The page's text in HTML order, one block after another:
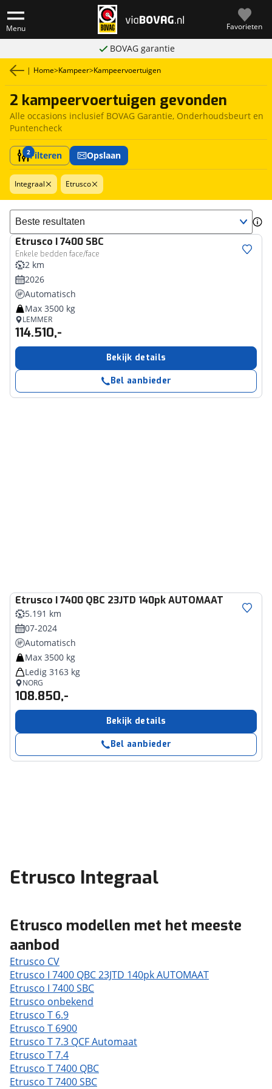
Menu Favorieten
BOVAG garantie
| Home>Kampeer>Kampeervoertuigen
2 kampeervoertuigen gevonden
Alle occasions inclusief BOVAG Garantie, Onderhoudsbeurt en
Puntencheck
2Filteren Opslaan
Integraal Etrusco
Sorteer resultaten
Etrusco I 7400 SBC
Enkele bedden face/face
2 km
2026
Automatisch
Max 3500 kg
LEMMER
114.510,-
Bekijk details
Bel aanbieder
Etrusco I 7400 QBC 23JTD 140pk AUTOMAAT
5.191 km
07-2024
Automatisch
Max 3500 kg
Ledig 3163 kg
NORG
108.850,-
Bekijk details
Bel aanbieder
Etrusco Integraal
Etrusco modellen met het meeste
aanbod
Etrusco CV
Etrusco I 7400 QBC 23JTD 140pk AUTOMAAT
Etrusco I 7400 SBC
Etrusco onbekend
Etrusco T 6.9
Etrusco T 6900
Etrusco T 7.3 QCF Automaat
Etrusco T 7.4
Etrusco T 7400 QBC
Etrusco T 7400 SBC